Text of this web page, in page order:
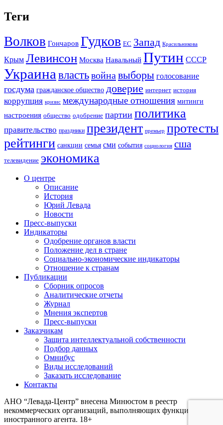
Теги
Волков Гончаров Гудков ЕС Запад Красильникова
Крым Левинсон Москва Навальный Путин СССР
Украина властьвойна выборы голосование
госдума гражданское общество доверие интернет история
коррупция кризис международные отношения митинги
настроения общество одобрение партии политика
правительство праздники президент премьер протесты
рейтинги санкции семья сми события социология сша
телевидение экономика
О центре
Описание
История
Юрий Левада
Новости
Пресс-выпуски
Индикаторы
Одобрение органов власти
Положение дел в стране
Социально-экономические индикаторы
Отношение к странам
Публикации
Сборник опросов
Аналитические отчеты
Журнал
Мнения экспертов
Пресс-выпуски
Заказчикам
Защита интеллектуальной собственности
Подбор данных
Омнибус
Виды исследований
Заказать исследование
Контакты
АНО “Левада-Центр” внесена Минюстом в реестр
некоммерческих организаций, выполняющих функции
иностранного агента. 18+